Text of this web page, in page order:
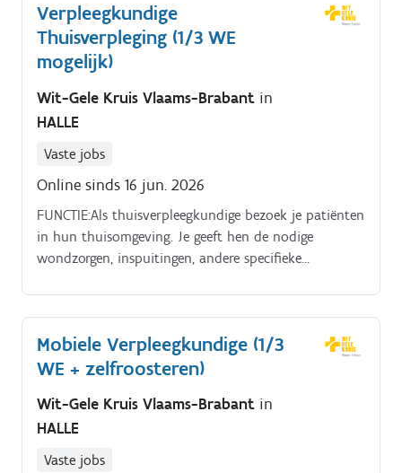
Verpleegkundige
Thuisverpleging (1/3 WE
mogelijk)
Wit-Gele Kruis Vlaams-Brabant in
HALLE
Vaste jobs
Online sinds 16 jun. 2026
FUNCTIE:Als thuisverpleegkundige bezoek je patiënten
in hun thuisomgeving. Je geeft hen de nodige
wondzorgen, inspuitingen, andere specifieke
Mobiele Verpleegkundige (1/3
WE + zelfroosteren)
Wit-Gele Kruis Vlaams-Brabant in
HALLE
Vaste jobs